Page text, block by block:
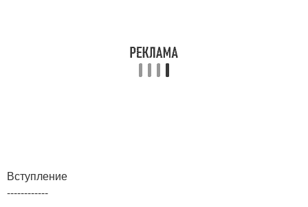
Вступление
------------